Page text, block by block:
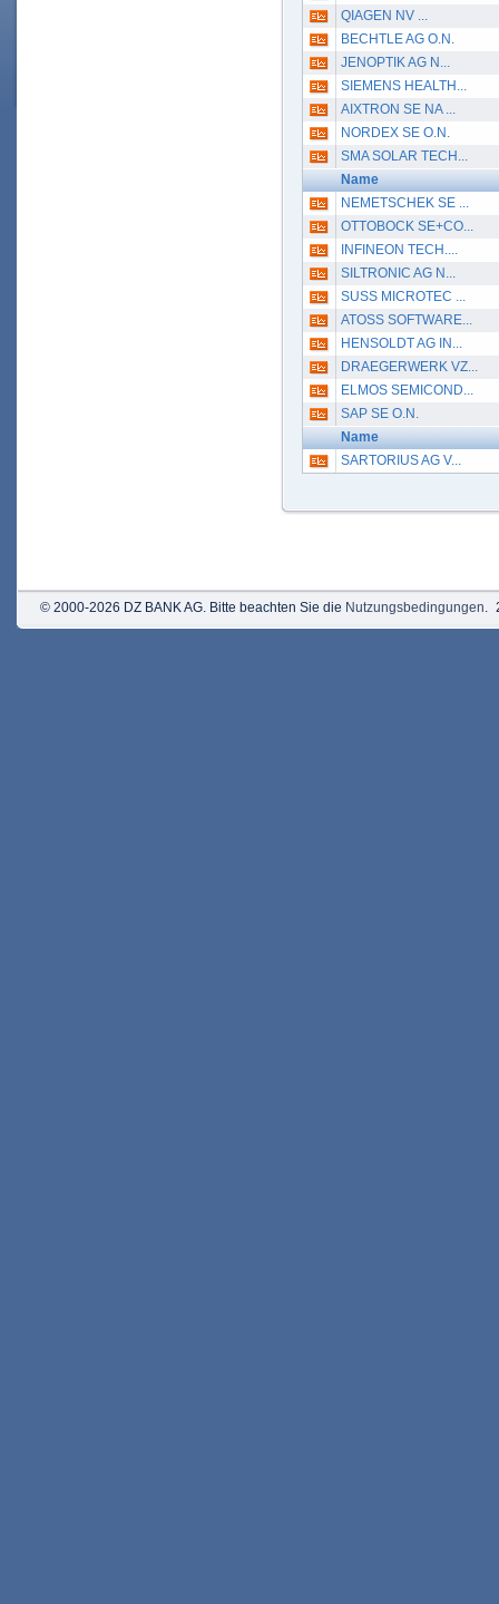
QIAGEN NV ...
BECHTLE AG O.N.
JENOPTIK AG N...
SIEMENS HEALTH...
AIXTRON SE NA ...
NORDEX SE O.N.
SMA SOLAR TECH...
Name
NEMETSCHEK SE ...
OTTOBOCK SE+CO...
INFINEON TECH....
SILTRONIC AG N...
SUSS MICROTEC ...
ATOSS SOFTWARE...
HENSOLDT AG IN...
DRAEGERWERK VZ...
ELMOS SEMICOND...
SAP SE O.N.
Name
SARTORIUS AG V...
© 2000-2026 DZ BANK AG. Bitte beachten Sie die Nutzungsbedingungen.